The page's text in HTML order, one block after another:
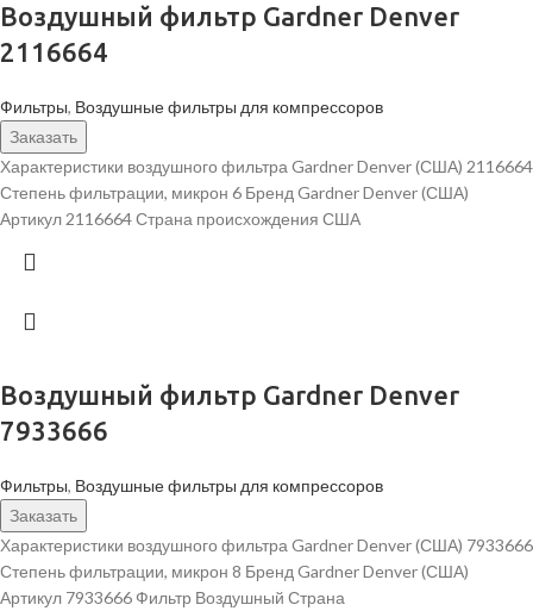
Воздушный фильтр Gardner Denver
2116664
Фильтры, Воздушные фильтры для компрессоров
Заказать
Характеристики воздушного фильтра Gardner Denver (США) 2116664
Степень фильтрации, микрон 6 Бренд Gardner Denver (США)
Артикул 2116664 Страна происхождения США
Воздушный фильтр Gardner Denver
7933666
Фильтры, Воздушные фильтры для компрессоров
Заказать
Характеристики воздушного фильтра Gardner Denver (США) 7933666
Степень фильтрации, микрон 8 Бренд Gardner Denver (США)
Артикул 7933666 Фильтр Воздушный Страна